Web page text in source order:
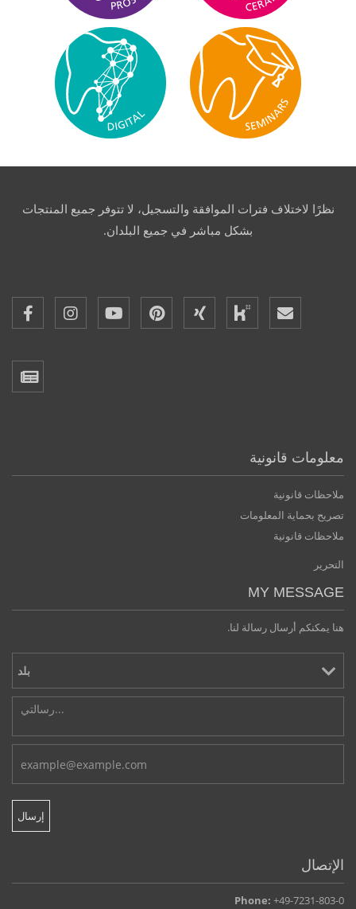
نظرًا لاختلاف فترات الموافقة والتسجيل، لا تتوفر جميع المنتجات
بشكل مباشر في جميع البلدان.
معلومات قانونية
ملاحظات قانونية
تصريح بحماية المعلومات
ملاحظات قانونية
التحرير
MY MESSAGE
هنا يمكنكم أرسال رسالة لنا.
الإتصال
Phone: +49-7231-803-0